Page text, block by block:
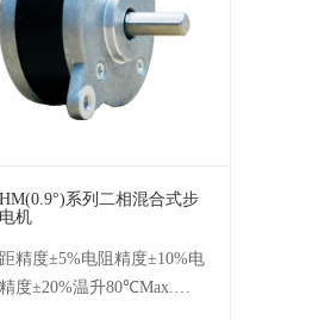
系列二相混合式步
机
精度±5%电阻精度±10%电
度±20%温升80℃Max.环